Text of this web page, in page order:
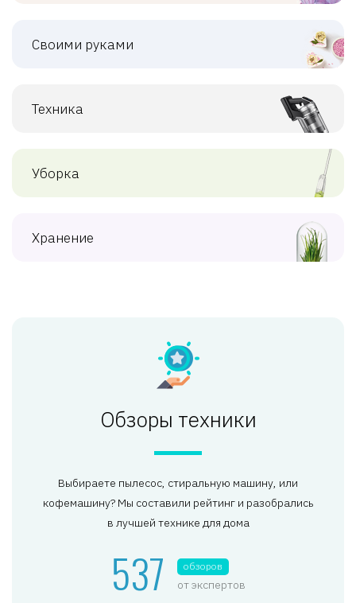
Своими руками
Техника
Уборка
Хранение
Обзоры техники
Выбираете пылесос, стиральную машину, или
кофемашину? Мы составили рейтинг и разобрались
в лучшей технике для дома
537 обзоров
от экспертов